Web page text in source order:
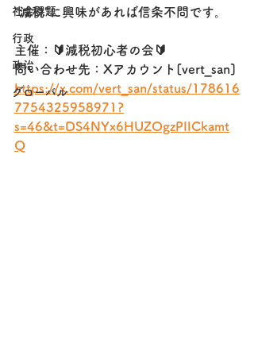
社会課題
行政
政治
グローバル
"減税"に興味があれば信条不問です。
主催：🔰減税初心者の会🔰
問い合わせ先：Xアカウント[vert_san]
https://x.com/vert_san/status/178616
7754325958971?
s=46&t=DS4NYx6HUZOgzPIlCkamt
Q